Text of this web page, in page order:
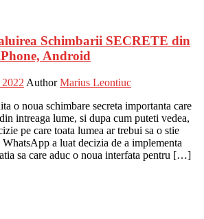
Schimbarii SECRETE din
Android
Author Marius Leontiuc
o noua schimbare secreta importanta care
intreaga lume, si dupa cum puteti vedea,
pe care toata lumea ar trebui sa o stie
a luat decizia de a implementa
sa care aduc o noua interfata pentru […]